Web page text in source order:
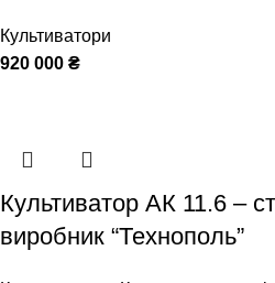
Культиватори
920 000 ₴
Культиватор АК 11.6 –
виробник “Технополь”